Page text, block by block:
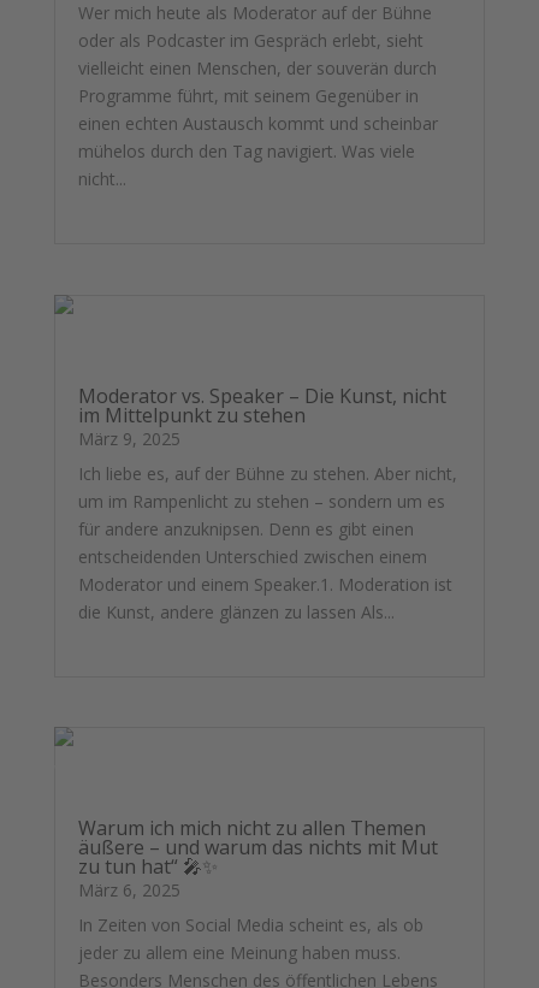
Wer mich heute als Moderator auf der Bühne
oder als Podcaster im Gespräch erlebt, sieht
vielleicht einen Menschen, der souverän durch
Programme führt, mit seinem Gegenüber in
einen echten Austausch kommt und scheinbar
mühelos durch den Tag navigiert. Was viele
nicht...
Moderator vs. Speaker – Die Kunst, nicht
im Mittelpunkt zu stehen
März 9, 2025
Ich liebe es, auf der Bühne zu stehen. Aber nicht,
um im Rampenlicht zu stehen – sondern um es
für andere anzuknipsen. Denn es gibt einen
entscheidenden Unterschied zwischen einem
Moderator und einem Speaker.1. Moderation ist
die Kunst, andere glänzen zu lassen Als...
Warum ich mich nicht zu allen Themen
äußere – und warum das nichts mit Mut
zu tun hat“ 🎤✨
März 6, 2025
In Zeiten von Social Media scheint es, als ob
jeder zu allem eine Meinung haben muss.
Besonders Menschen des öffentlichen Lebens